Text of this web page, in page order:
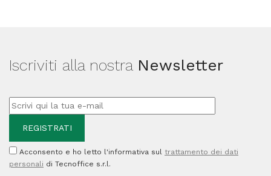
1500
quantità
Iscriviti alla nostra Newsletter
Acconsento e ho letto l'informativa sul trattamento dei dati
personali di Tecnoffice s.r.l.